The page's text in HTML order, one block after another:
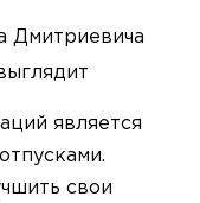
является
свои